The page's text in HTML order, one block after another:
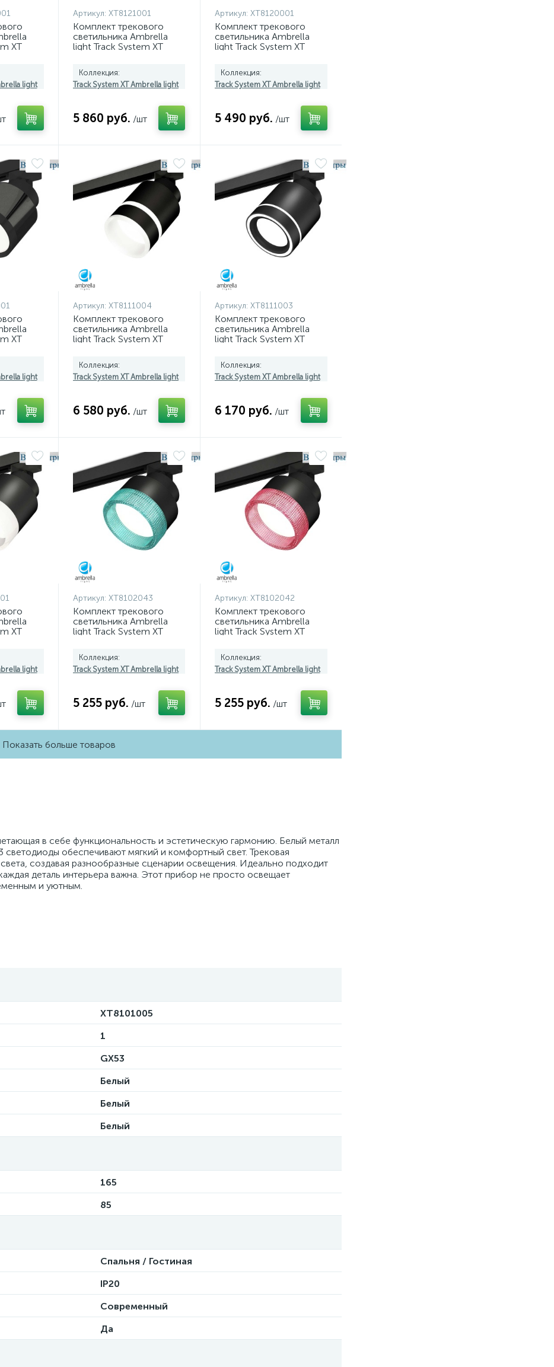
XT
light
Артикул: XT8121001
Комплект трекового
светильника Ambrella
light Track System XT
N8113) XT8121001
Коллекция:
Track System XT Ambrella light
5 860 руб. /шт
Артикул: XT8120001
Комплект трекового
светильника Ambrella
light Track System XT
N8113) XT8120001
Коллекция:
Track System XT Ambrella light
5 490 руб. /шт
XT
light
Артикул: XT8111004
Комплект трекового
светильника Ambrella
light Track System XT
N8445) XT8111004
Коллекция:
Track System XT Ambrella light
6 580 руб. /шт
Артикул: XT8111003
Комплект трекового
светильника Ambrella
light Track System XT
N8434) XT8111003
Коллекция:
Track System XT Ambrella light
6 170 руб. /шт
XT
light
Артикул: XT8102043
Комплект трекового
светильника Ambrella
light Track System XT
N8488) XT8102043
Коллекция:
Track System XT Ambrella light
5 255 руб. /шт
Артикул: XT8102042
Комплект трекового
светильника Ambrella
light Track System XT
N8486) XT8102042
Коллекция:
Track System XT Ambrella light
5 255 руб. /шт
Показать больше товаров
в себе функциональность и эстетическую гармонию. Белый металл
светодиоды обеспечивают мягкий и комфортный свет. Трековая
создавая разнообразные сценарии освещения. Идеально подходит
деталь интерьера важна. Этот прибор не просто освещает
и уютным.
XT8101005
1
GX53
Белый
Белый
Белый
165
85
Спальня / Гостиная
IP20
Современный
Да